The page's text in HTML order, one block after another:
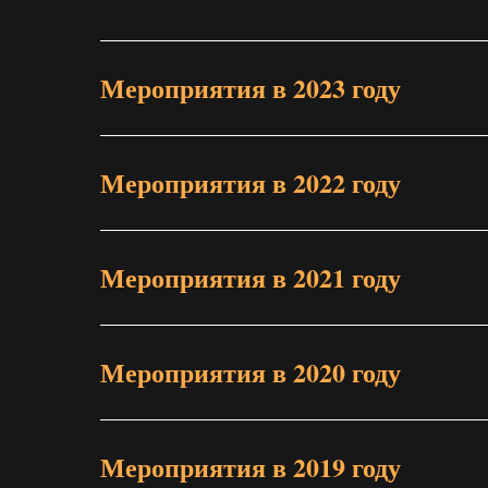
Мероприятия в 2023 году
Мероприятия в 2022 году
Мероприятия в 2021 году
Мероприятия в 2020 году
Мероприятия в 2019 году